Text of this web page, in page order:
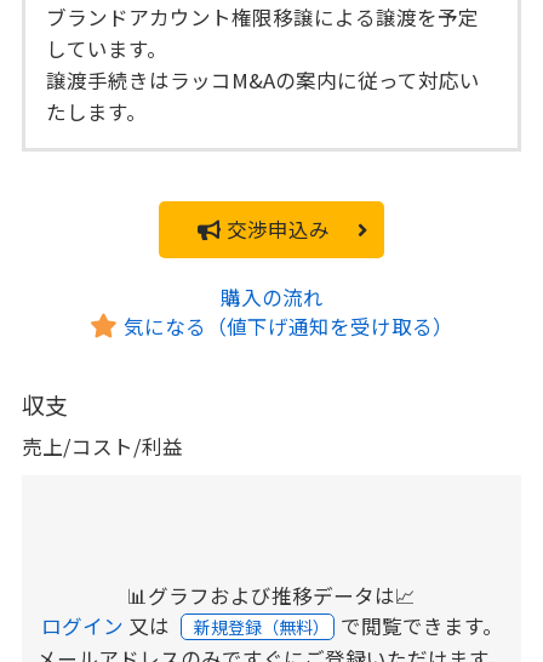
ブランドアカウント権限移譲による譲渡を予定
しています。
譲渡手続きはラッコM&Aの案内に従って対応い
たします。
交渉申込み
購入の流れ
気になる（値下げ通知を受け取る）
収支
売上/コスト/利益
📊グラフおよび推移データは📈
ログイン 又は 新規登録（無料） で閲覧できます。